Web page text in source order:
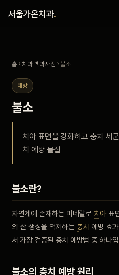
서울가온치과.
진료 안내
안내
비포 애프터
홈 › 치과 백과사전 › 불소
예방
불소
치아 표면을 강화하고 충치 세
치 예방 물질
불소란?
자연계에 존재하는 미네랄로 치아표
의 산 생성을 억제하는 충치 예방 효
서 가장 검증된 충치 예방법 중 하나
불소의 충치 예방 원리